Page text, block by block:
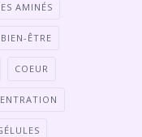
AMINÉS
BIEN-ÊTRE
COEUR